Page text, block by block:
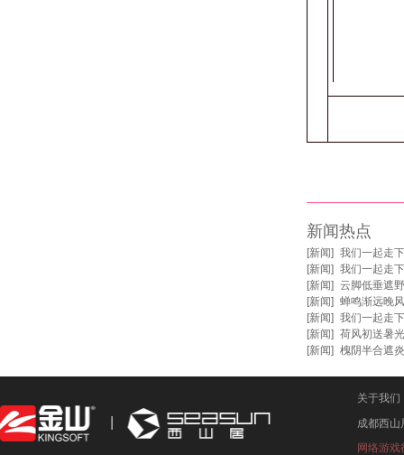
新闻热点
[新闻] 我们一起走
[新闻] 我们一起走
[新闻] 云脚低垂遮
[新闻] 蝉鸣渐远晚
[新闻] 我们一起走
[新闻] 荷风初送暑
[新闻] 槐阴半合遮
关于我们
成都西山
网络游